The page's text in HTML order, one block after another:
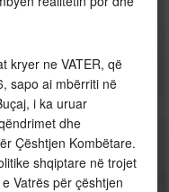
kryer ne VATER, që
sapo ai mbërriti në
i ka uruar
dhe
Çështjen Kombëtare.
shqiptare në trojet
Vatrës për çështjen